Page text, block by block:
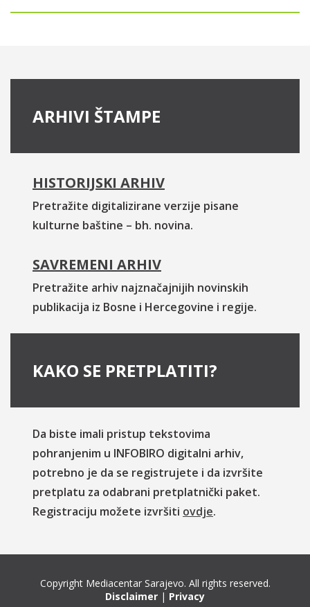
ARHIVI ŠTAMPE
HISTORIJSKI ARHIV
Pretražite digitalizirane verzije pisane
kulturne baštine – bh. novina.
SAVREMENI ARHIV
Pretražite arhiv najznačajnijih novinskih
publikacija iz Bosne i Hercegovine i regije.
KAKO SE PRETPLATITI?
Da biste imali pristup tekstovima
pohranjenim u INFOBIRO digitalni arhiv,
potrebno je da se registrujete i da izvršite
pretplatu za odabrani pretplatnički paket.
Registraciju možete izvršiti ovdje.
Copyright Mediacentar Sarajevo. All rights reserved.
Disclaimer | Privacy